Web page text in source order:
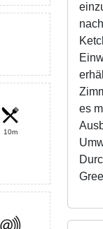
10m
es